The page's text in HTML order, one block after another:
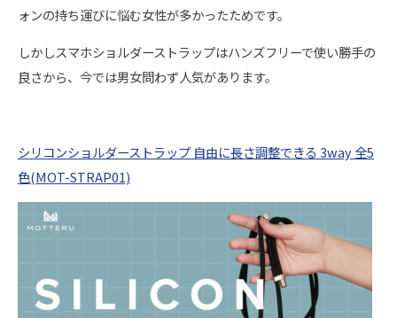
ォンの持ち運びに悩む女性が多かったためです。
しかしスマホショルダーストラップはハンズフリーで使い勝手の
良さから、今では男女問わず人気があります。
シリコンショルダーストラップ 自由に長さ調整できる 3way 全5
色(MOT-STRAP01)